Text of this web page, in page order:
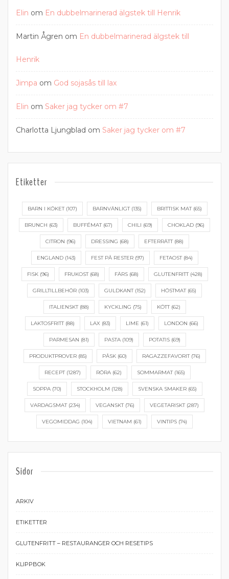
Elin om En dubbelmarinerad älgstek till Henrik
Martin Ågren om En dubbelmarinerad älgstek till
Henrik
Jimpa om God sojasås till lax
Elin om Saker jag tycker om #7
Charlotta Ljungblad om Saker jag tycker om #7
Etiketter
BARN I KÖKET(107) BARNVÄNLIGT(135) BRITTISK MAT(65)
BRUNCH (63) BUFFÉMAT(67) CHILI (69) CHOKLAD (96)
CITRON (96) DRESSING (68) EFTERRÄTT(88)
ENGLAND(143) FEST PÅ RESTER(97) FETAOST(84)
FISK(96) FRUKOST(68) FÄRS(68) GLUTENFRITT(428)
GRILLTILLBEHÖR (103) GULDKANT(152) HÖSTMAT(65)
ITALIENSKT(88) KYCKLING (75) KÖTT(62)
LAKTOSFRITT(88) LAX (83) LIME (61) LONDON (66)
PARMESAN (81) PASTA(109) POTATIS(69)
PRODUKTPROVER(85) PÅSK(60) RAGAZZEFAVORIT(76)
RECEPT(1287) RÖRA(62) SOMMARMAT(165)
SOPPA(70) STOCKHOLM (128) SVENSKA SMAKER(65)
VARDAGSMAT(234) VEGANSKT(76) VEGETARISKT(287)
VEGOMIDDAG (104) VIETNAM (61) VINTIPS (74)
Sidor
ARKIV
ETIKETTER
GLUTENFRITT – RESTAURANGER OCH RESETIPS
KLIPPBOK